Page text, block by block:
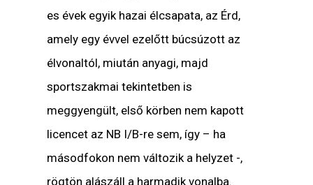
es évek egyik hazai élcsapata, az Érd,
amely egy évvel ezelőtt búcsúzott az
élvonaltól, miután anyagi, majd
sportszakmai tekintetben is
meggyengült, első körben nem kapott
licencet az NB I/B-re sem, így – ha
másodfokon nem változik a helyzet -,
rögtön alászáll a harmadik vonalba.